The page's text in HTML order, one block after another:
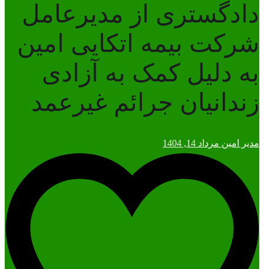
دادگستری از مدیرعامل
شرکت بیمه اتکایی امین
به دلیل کمک به آزادی
زندانیان جرائم غیرعمد
مدیر امین مرداد 14, 1404